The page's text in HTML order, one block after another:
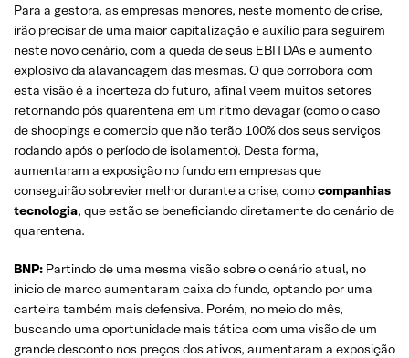
Para a gestora, as empresas menores, neste momento de crise,
irão precisar de uma maior capitalização e auxílio para seguirem
neste novo cenário, com a queda de seus EBITDAs e aumento
explosivo da alavancagem das mesmas. O que corrobora com
esta visão é a incerteza do futuro, afinal veem muitos setores
retornando pós quarentena em um ritmo devagar (como o caso
de shoopings e comercio que não terão 100% dos seus serviços
rodando após o período de isolamento). Desta forma,
aumentaram a exposição no fundo em empresas que
conseguirão sobrevier melhor durante a crise, comocompanhias
tecnologia, que estão se beneficiando diretamente do cenário de
quarentena.
BNP: Partindo de uma mesma visão sobre o cenário atual, no
início de marco aumentaram caixa do fundo, optando por uma
carteira também mais defensiva. Porém, no meio do mês,
buscando uma oportunidade mais tática com uma visão de um
grande desconto nos preços dos ativos, aumentaram a exposição